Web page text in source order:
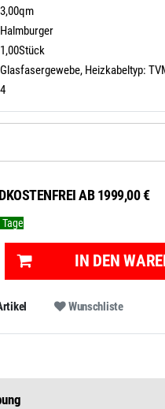
3,00qm
Halmburger
1,00Stück
Glasfasergewebe, Heizkabeltyp:
4
AB 1999,00 €
Tage
IN DEN
Wunschliste